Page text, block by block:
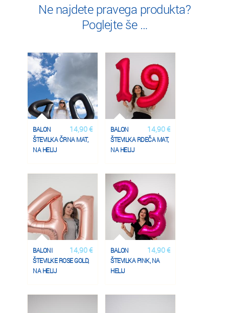
Ne najdete pravega produkta?
Poglejte še …
14,90 €
BALON
ŠTEVILKA ČRNA MAT,
NA HELIJ
14,90 €
BALON
ŠTEVILKA RDEČA MAT,
NA HELIJ
14,90 €
BALONI
ŠTEVILKE ROSE GOLD,
NA HELIJ
14,90 €
BALON
ŠTEVILKA PINK, NA
HELIJ